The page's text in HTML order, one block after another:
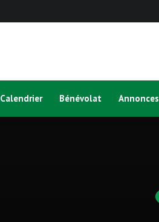
Calendrier Bénévolat Annonces